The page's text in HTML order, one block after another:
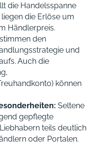
die Handelsspanne
die Erlöse um
Händlerpreis.
den
und
Auch die
können
Seltene
gepflegte
teils deutlich
oder Portalen.